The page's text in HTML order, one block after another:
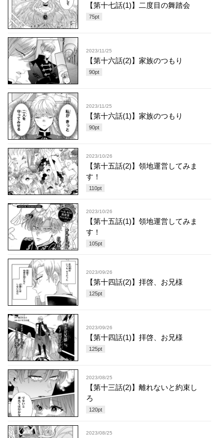
【第十七話(1)】二度目の舞踏会
75pt
2023/11/25
【第十六話(2)】家族のつもり
90pt
2023/11/25
【第十六話(1)】家族のつもり
90pt
2023/10/26
【第十五話(2)】領地運営してみま
す！
110pt
2023/10/26
【第十五話(1)】領地運営してみま
す！
105pt
2023/09/26
【第十四話(2)】拝啓、お兄様
125pt
2023/09/26
【第十四話(1)】拝啓、お兄様
125pt
2023/08/25
【第十三話(2)】離れないと約束し
ろ
120pt
2023/08/25